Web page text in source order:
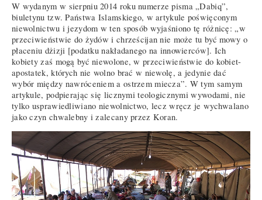
W wydanym w sierpniu 2014 roku numerze pisma „Dabiq”,
biuletynu tzw. Państwa Islamskiego, w artykule poświęconym
niewolnictwu i jezydom w ten sposób wyjaśniono tę różnicę: „w
przeciwieństwie do żydów i chrześcijan nie może tu być mowy o
płaceniu dżizji [podatku nakładanego na innowierców]. Ich
kobiety zaś mogą być niewolone, w przeciwieństwie do kobiet-
apostatek, których nie wolno brać w niewolę, a jedynie dać
wybór między nawróceniem a ostrzem miecza”. W tym samym
artykule, podpierając się licznymi teologicznymi wywodami, nie
tylko usprawiedliwiano niewolnictwo, lecz wręcz je wychwalano
jako czyn chwalebny i zalecany przez Koran.